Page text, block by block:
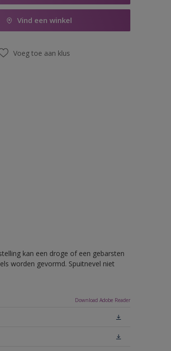
Vind een winkel
Voeg toe aan klus
kan een droge of een gebarsten
worden gevormd. Spuitnevel niet
Download Adobe Reader